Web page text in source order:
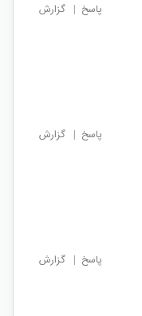
پاسخ | گزارش
پاسخ | گزارش
پاسخ | گزارش